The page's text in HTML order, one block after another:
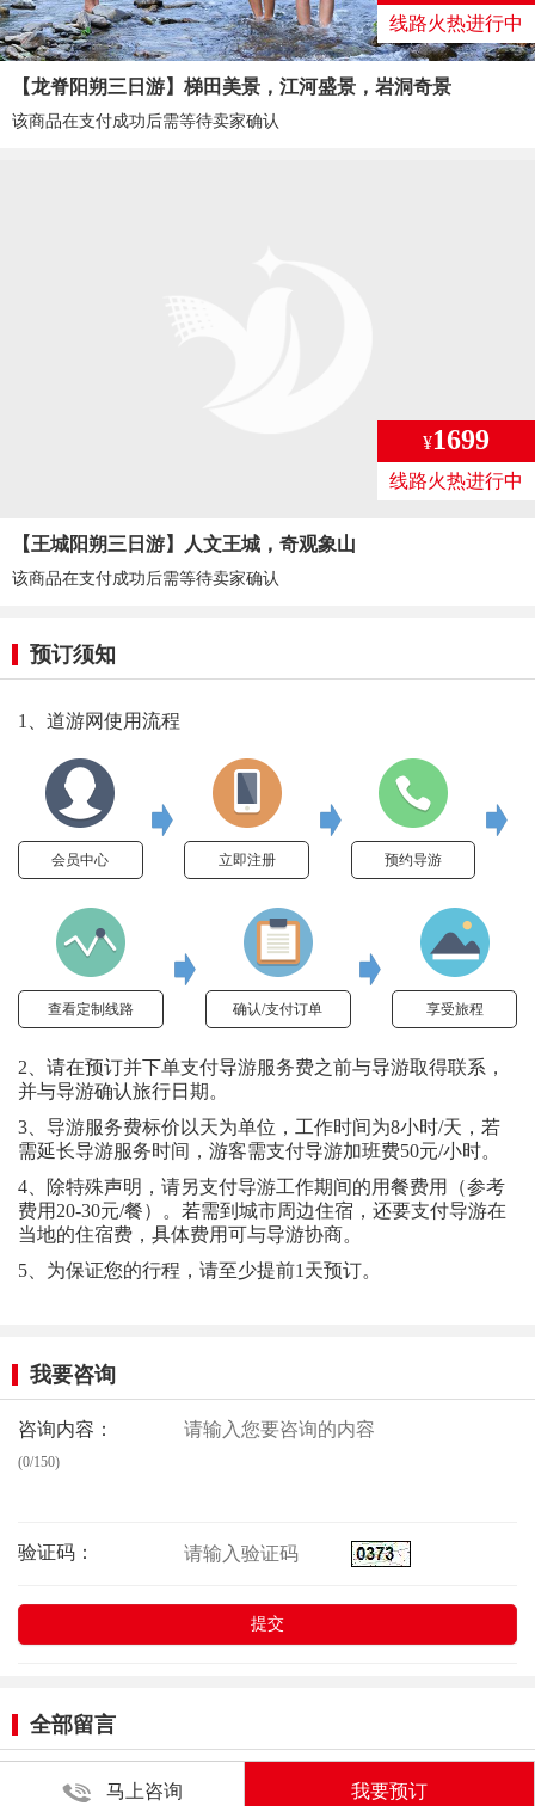
线路火热进行中
【龙脊阳朔三日游】梯田美景，江河盛景，岩洞奇景
该商品在支付成功后需等待卖家确认
¥1699
线路火热进行中
【王城阳朔三日游】人文王城，奇观象山
该商品在支付成功后需等待卖家确认
预订须知
1、道游网使用流程
会员中心 立即注册 预约导游
查看定制线路 确认/支付订单 享受旅程
2、请在预订并下单支付导游服务费之前与导游取得联系，
并与导游确认旅行日期。
3、导游服务费标价以天为单位，工作时间为8小时/天，若
需延长导游服务时间，游客需支付导游加班费50元/小时。
4、除特殊声明，请另支付导游工作期间的用餐费用（参考
费用20-30元/餐）。若需到城市周边住宿，还要支付导游在
当地的住宿费，具体费用可与导游协商。
5、为保证您的行程，请至少提前1天预订。
我要咨询
咨询内容：
(0/150)
验证码：
全部留言
马上咨询 我要预订